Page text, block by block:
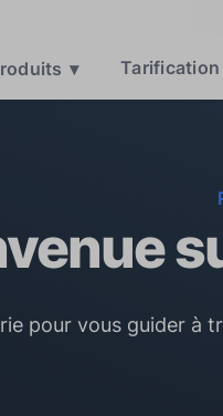
▾ Tarification
pour vous guider à